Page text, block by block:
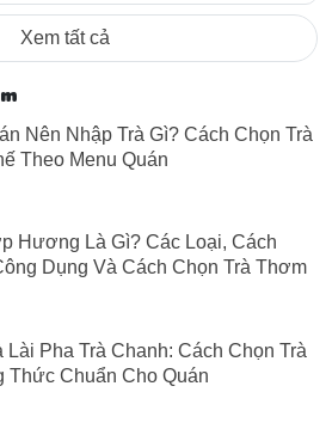
Xem tất cả
Nên Nhập Trà Gì? Cách Chọn Trà
Theo Menu Quán
Hương Là Gì? Các Loại, Cách
Dụng Và Cách Chọn Trà Thơm
Lài Pha Trà Chanh: Cách Chọn Trà
Thức Chuẩn Cho Quán